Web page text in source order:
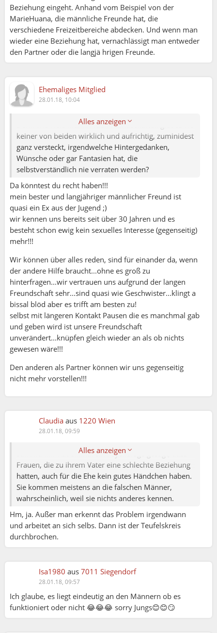
Beziehung eingeht. Anhand vom Beispiel von der
MarieHuana, die männliche Freunde hat, die
verschiedene Freizeitbereiche abdecken. Und wenn man
wieder eine Beziehung hat, vernachlässigt man entweder
den Partner oder die langjä hrigen Freunde.
Ehemaliges Mitglied
28.01.18, 10:04
Alles anzeigen
Tim:
Ich bin der Meinung, die Wahrscheinlichkeit, dass
Mann und Frau eine wirklich aufrichtige platonische
Freundschaft haben, ist dann am größten, wenn sie
das Thema Sex bereits irgendwann in der
Vergangenheit abgehakt haben. Es gibt diesbezüglich
können sich voll und ganz auf das Wesentliche einer
Freundschaft konzentrieren.
Natürlich bestätigen die Ausnahmen die Regel, aber
Denn wie viele Mann/Frau Freundschaften gibt es wo
keiner von beiden wirklich und aufrichtig, zuminidest
ganz versteckt, irgendwelche Hintergedanken,
Wünsche oder gar Fantasien hat, die
selbstverständlich nie verraten werden?
Da könntest du recht haben!!!
mein bester und langjähriger männlicher Freund ist
quasi ein Ex aus der Jugend ;)
wir kennen uns bereits seit über 30 Jahren und es
besteht schon ewig kein sexuelles Interesse (gegenseitig)
mehr!!!
Wir können über alles reden, sind für einander da, wenn
der andere Hilfe braucht...ohne es groß zu
hinterfragen...wir vertrauen uns aufgrund der langen
Freundschaft sehr...sind quasi wie Geschwister...klingt a
bissal blöd aber es trifft am besten zu!
selbst mit längeren Kontakt Pausen die es manchmal gab
und geben wird ist unsere Freundschaft
unverändert...knüpfen gleich wieder an als ob nichts
gewesen wäre!!!
Den anderen als Partner können wir uns gegenseitig
nicht mehr vorstellen!!!
Claudia aus 1220 Wien
28.01.18, 09:59
Alles anzeigen
sunshine:
egon:
liebe ingrid das ist vollkommener schwachsinn
den du da verzapfst .....
stimmt. Mir hat einmal ein Psychologe gesagt, dass
Frauen, die zu ihrem Vater eine schlechte Beziehung
hatten, auch für die Ehe kein gutes Händchen haben.
Sie kommen meistens an die falschen Männer,
wahrscheinlich, weil sie nichts anderes kennen.
Hm, ja. Außer man erkennt das Problem irgendwann
und arbeitet an sich selbs. Dann ist der Teufelskreis
durchbrochen.
Isa1980 aus 7011 Siegendorf
28.01.18, 09:57
Ich glaube, es liegt eindeutig an den Männern ob es
funktioniert oder nicht 😂😂😂 sorry Jungs😊😊😏